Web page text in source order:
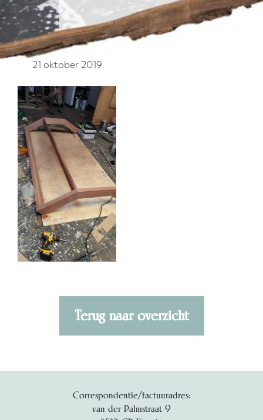
21 oktober 2019
Terug naar overzicht
Correspondentie/factuuradres:
van der Palmstraat 9